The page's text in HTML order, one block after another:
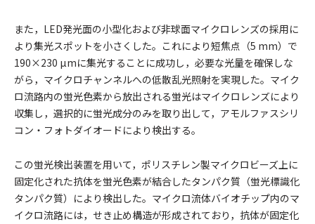
また，LED発光面の小型化および非球面マイクロレンズの採用に
より集光スポットを小さくした。これにより短焦点（5 mm）で
190×230 µmに集光することに成功し，必要な光量を確保しな
がら，マイクロチャンネルへの低散乱光照射を実現した。マイク
ロ流路内の蛍光色素から放出される蛍光はマイクロレンズにより
収集し，選択的に蛍光成分のみを取り出して，アモルファスシリ
コン・フォトダイオードにより検出する。
この蛍光検出装置を用いて，ポリスチレン製マイクロビーズ上に
固定化された抗体を蛍光色素が結合したタンパク質（蛍光標識化
タンパク質）により検出した。マイクロ流体バイオチップ内のマ
イクロ流路には，せき止め構造が形成されており，抗体が固定化